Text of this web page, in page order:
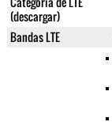
(descargar)
Bandas LTE